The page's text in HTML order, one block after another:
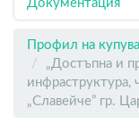
Документация
Профил на
„Достъпна и
инфраструктура,
„Славейче” гр.